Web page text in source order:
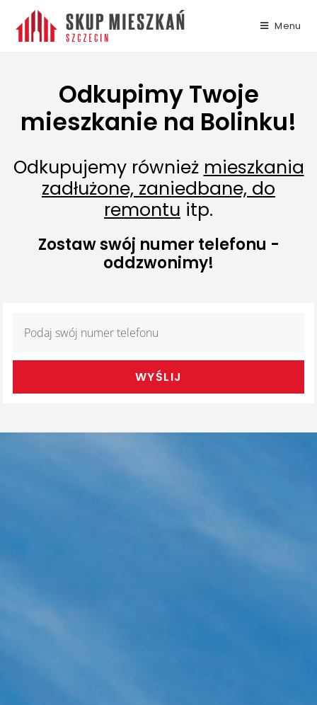
Menu
Odkupimy Twoje
mieszkanie na Bolinku!
Odkupujemy również mieszkania
zadłużone, zaniedbane, do
remontu itp.
Zostaw swój numer telefonu -
oddzwonimy!
WYŚLIJ